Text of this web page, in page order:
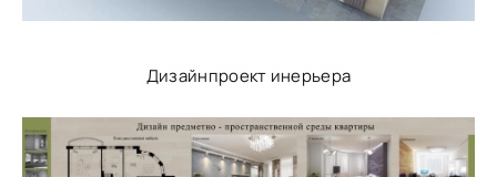
Дизайнпроект инерьера